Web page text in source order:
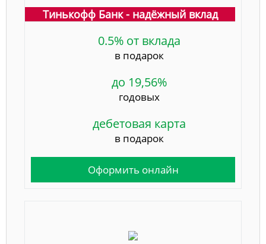
Тинькофф Банк - надёжный вклад
0.5% от вклада
в подарок
до 19,56%
годовых
дебетовая карта
в подарок
Оформить онлайн